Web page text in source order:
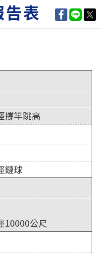
表
撐竿跳高
鏈球
10000公尺